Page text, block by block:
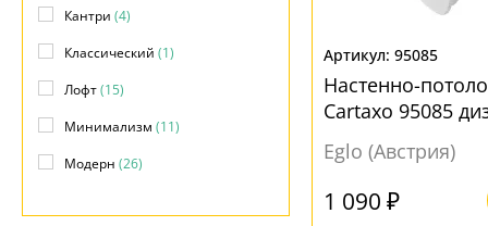
95085
Настенно-
Cartaxo 95085
Eglo (Австрия)
1 090 ₽
Кантри (4)
Классический (1)
Лофт(15)
Минимализм (11)
Модерн (26)